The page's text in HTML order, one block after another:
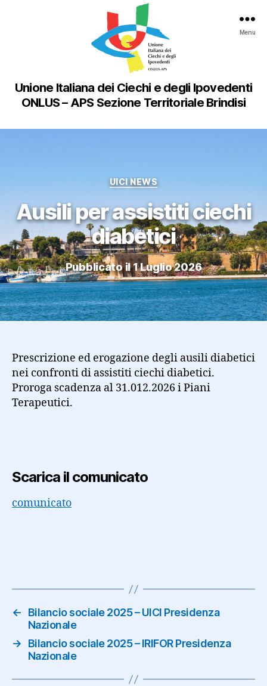
Unione Italiana dei Ciechi e degli Ipovedenti
ONLUS – APS Sezione Territoriale Brindisi
Menu
Categorie
UICI NEWS
Ausili per assistiti ciechi
diabetici
Pubblicato il 1 Luglio 2026
Prescrizione ed erogazione degli ausili diabetici
nei confronti di assistiti ciechi diabetici.
Proroga scadenza al 31.012.2026 i Piani
Terapeutici.
Scarica il comunicato
comunicato
←
Bilancio sociale 2025 – UICI Presidenza
Nazionale
→
Bilancio sociale 2025 – IRIFOR Presidenza
Nazionale